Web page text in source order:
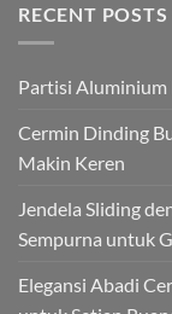
RECENT POSTS
Partisi Aluminium
Cermin Dinding
Makin Keren
Jendela Sliding
Sempurna untuk
Elegansi Abadi